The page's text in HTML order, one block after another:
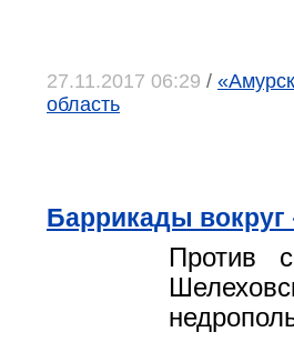
27.11.2017 06:29 /
область
Баррикады вокруг
Против